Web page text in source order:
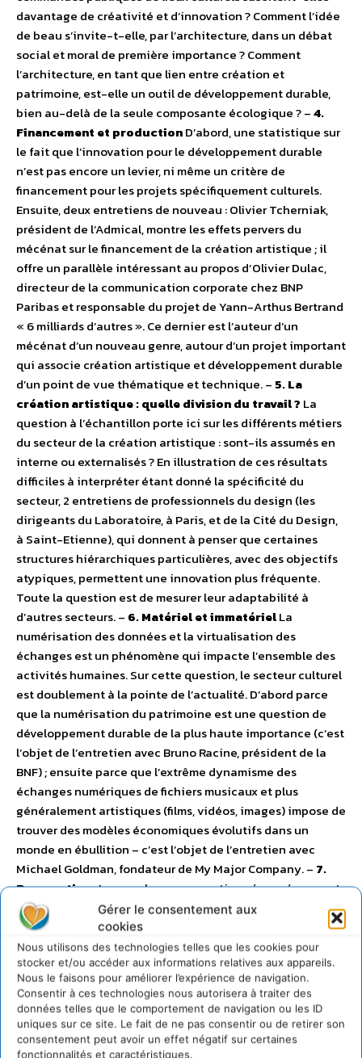
Gérer le consentement aux
cookies
Nous utilisons des technologies telles que les cookies pour
stocker et/ou accéder aux informations relatives aux appareils.
Nous le faisons pour améliorer l’expérience de navigation.
Consentir à ces technologies nous autorisera à traiter des
données telles que le comportement de navigation ou les ID
uniques sur ce site. Le fait de ne pas consentir ou de retirer son
consentement peut avoir un effet négatif sur certaines
fonctionnalités et caractéristiques.
davantage de créativité et d’innovation ? Comment l’idée
de beau s’invite-t-elle, par l’architecture, dans un débat
social et moral de première importance ? Comment
l’architecture, en tant que lien entre création et
patrimoine, est-elle un outil de développement durable,
bien au-delà de la seule composante écologique ? –4.
Financement et productionD’abord, une statistique sur
le fait que l’innovation pour le développement durable
n’est pas encore un levier, ni même un critère de
financement pour les projets spécifiquement culturels.
Ensuite, deux entretiens de nouveau : Olivier Tcherniak,
président de l’Admical, montre les effets pervers du
mécénat sur le financement de la création artistique ; il
offre un parallèle intéressant au propos d’Olivier Dulac,
directeur de la communication corporate chez BNP
Paribas et responsable du projet de Yann-Arthus Bertrand
« 6 milliards d’autres ». Ce dernier est l’auteur d’un
mécénat d’un nouveau genre, autour d’un projet important
qui associe création artistique et développement durable
d’un point de vue thématique et technique. – 5. La
création artistique : quelle division du travail ? La
question à l’échantillon porte ici sur les différents métiers
du secteur de la création artistique : sont-ils assumés en
interne ou externalisés ? En illustration de ces résultats
difficiles à interpréter étant donné la spécificité du
secteur, 2 entretiens de professionnels du design (les
dirigeants du Laboratoire, à Paris, et de la Cité du Design,
à Saint-Etienne), qui donnent à penser que certaines
structures hiérarchiques particulières, avec des objectifs
atypiques, permettent une innovation plus fréquente.
Toute la question est de mesurer leur adaptabilité à
d’autres secteurs. – 6. Matériel et immatérielLa
numérisation des données et la virtualisation des
échanges est un phénomène qui impacte l’ensemble des
activités humaines. Sur cette question, le secteur culturel
est doublement à la pointe de l’actualité. D’abord parce
que la numérisation du patrimoine est une question de
développement durable de la plus haute importance (c’est
l’objet de l’entretien avec Bruno Racine, président de la
BNF) ; ensuite parce que l’extrême dynamisme des
échanges numériques de fichiers musicaux et plus
généralement artistiques (films, vidéos, images) impose de
trouver des modèles économiques évolutifs dans un
monde en ébullition – c’est l’objet de l’entretien avec
Michael Goldman, fondateur de My Major Company. – 7.
PerspectivesLes nombreuses questions évoquées avant
ont toutes pour point commun de susciter d’importantes
questions de gouvernance. Les freins et accélérateurs des
changements sont ainsi l’objet de deux dernières
questions à l’échantillon. Les réponses sont suivies par un
entretien avec le directeur d’un label de notation
financière (Diversum SAS) spécialisé sur la responsabilité
culturelle des entreprises : une tentative de réponse très
opérationnelle, sur le plan financier, pour imposer la